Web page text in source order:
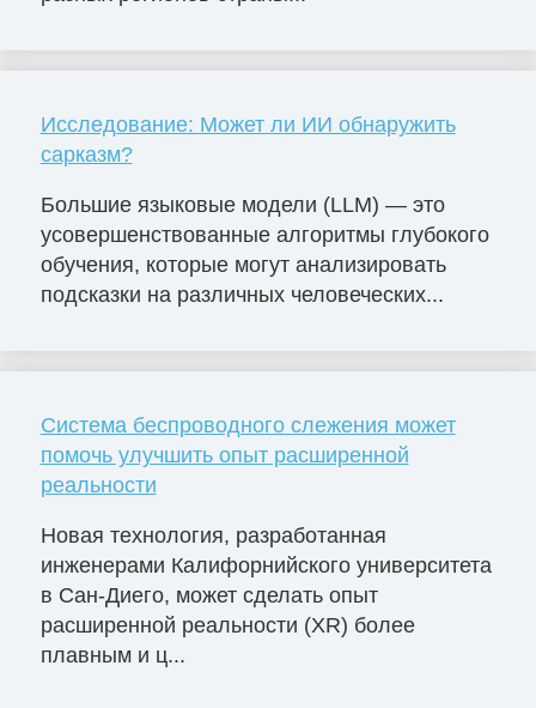
Исследование: Может ли ИИ обнаружить
сарказм?
Большие языковые модели (LLM) — это
усовершенствованные алгоритмы глубокого
обучения, которые могут анализировать
подсказки на различных человеческих...
Система беспроводного слежения может
помочь улучшить опыт расширенной
реальности
Новая технология, разработанная
инженерами Калифорнийского университета
в Сан-Диего, может сделать опыт
расширенной реальности (XR) более
плавным и ц...